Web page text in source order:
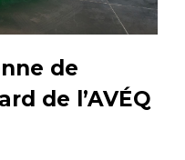
de
de l’AVÉQ